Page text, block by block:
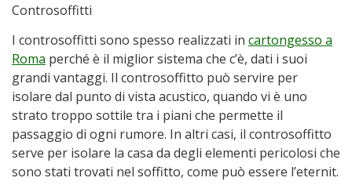
Controsoffitti
I controsoffitti sono spesso realizzati in cartongesso a
Roma perché è il miglior sistema che c’è, dati i suoi
grandi vantaggi. Il controsoffitto può servire per
isolare dal punto di vista acustico, quando vi è uno
strato troppo sottile tra i piani che permette il
passaggio di ogni rumore. In altri casi, il controsoffitto
serve per isolare la casa da degli elementi pericolosi che
sono stati trovati nel soffitto, come può essere l’eternit.